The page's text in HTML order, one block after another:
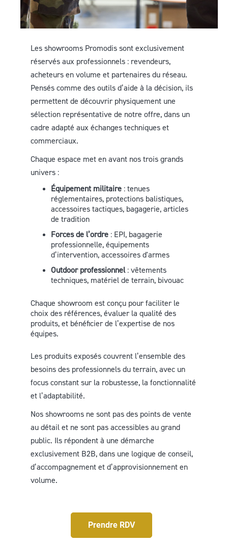
Les showrooms Promodis sont exclusivement
réservés aux professionnels : revendeurs,
acheteurs en volume et partenaires du réseau.
Pensés comme des outils d’aide à la décision, ils
permettent de découvrir physiquement une
sélection représentative de notre offre, dans un
cadre adapté aux échanges techniques et
commerciaux.
Chaque espace met en avant nos trois grands
univers :
Équipement militaire : tenues
réglementaires, protections balistiques,
accessoires tactiques, bagagerie, articles
de tradition
Forces de l’ordre : EPI, bagagerie
professionnelle, équipements
d’intervention, accessoires d'armes
Outdoor professionnel: vêtements
techniques, matériel de terrain, bivouac
Chaque showroom est conçu pour faciliter le
choix des références, évaluer la qualité des
produits, et bénéficier de l’expertise de nos
équipes.
Les produits exposés couvrent l’ensemble des
besoins des professionnels du terrain, avec un
focus constant sur la robustesse, la fonctionnalité
et l’adaptabilité.
Nos showrooms ne sont pas des points de vente
au détail et ne sont pas accessibles au grand
public. Ils répondent à une démarche
exclusivement B2B, dans une logique de conseil,
d’accompagnement et d’approvisionnement en
volume.
Prendre RDV